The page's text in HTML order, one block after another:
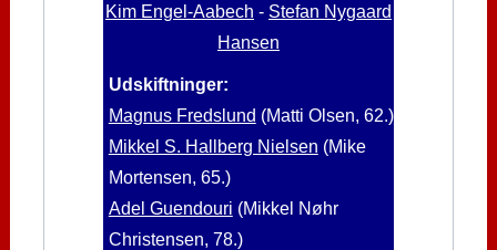
Kim Engel-Aabech - Stefan Nygaard
Hansen
Udskiftninger:
Magnus Fredslund (Matti Olsen, 62.)
Mikkel S. Hallberg Nielsen (Mike
Mortensen, 65.)
Adel Guendouri (Mikkel Nøhr
Christensen, 78.)